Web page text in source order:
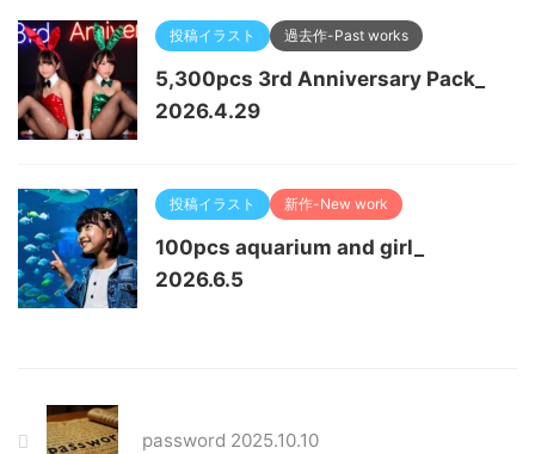
投稿イラスト 過去作-Past works
5,300pcs 3rd Anniversary Pack_
2026.4.29
投稿イラスト 新作-New work
100pcs aquarium and girl_
2026.6.5
password 2025.10.10